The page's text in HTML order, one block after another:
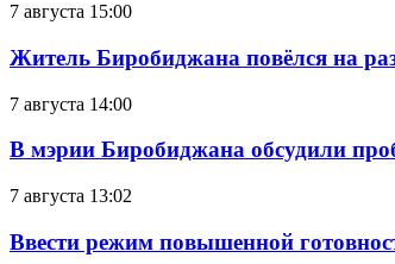
7 августа 15:00
Житель Биробиджана повёлся на
7 августа 14:00
В мэрии Биробиджана обсудили
7 августа 13:02
Ввести режим повышенной